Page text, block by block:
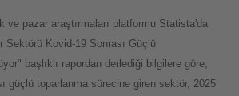
ve pazar araştırmaları platformu Statista'da
Sektörü Kovid-19 Sonrası Güçlü
başlıklı rapordan derlediği bilgilere göre,
güçlü toparlanma sürecine giren sektör, 2025